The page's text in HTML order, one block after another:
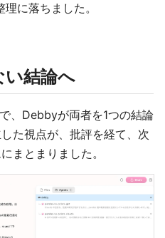
に落ちました。
い結論へ
、Debbyが両者を1つの結論
た視点が、批評を経て、次
まとまりました。